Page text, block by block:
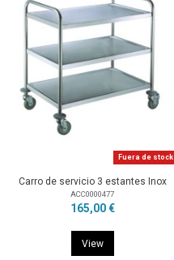
Fuera de stock
Carro de servicio 3 estantes Inox
ACC0000477
165,00 €
View